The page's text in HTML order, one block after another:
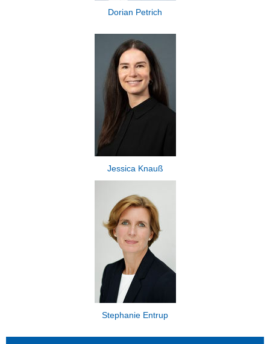
Dorian Petrich
Jessica Knauß
Stephanie Entrup